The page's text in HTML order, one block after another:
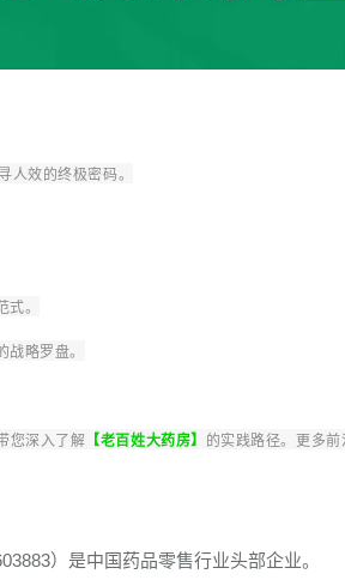
人效的终极密码。
。
略罗盘。
您深入了解 【老百姓大药房】 的实践路径。更多
）是中国药品零售行业头部企业。